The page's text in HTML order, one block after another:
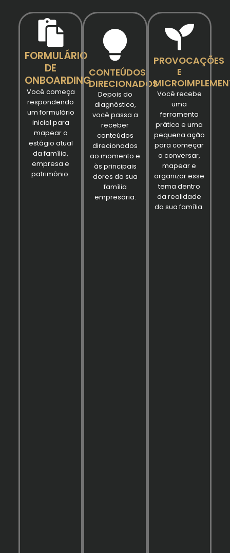
FORMULÁRIO
DE
ONBOARDING
Você começa
respondendo
um formulário
inicial para
mapear o
estágio atual
da família,
empresa e
patrimônio.
CONTEÚDOS
DIRECIONADOS
Depois do
diagnóstico,
você passa a
receber
conteúdos
direcionados
ao momento e
às principais
dores da sua
família
empresária.
PROVOCAÇÕES
E
Você recebe
uma
ferramenta
prática e uma
pequena ação
para começar
a conversar,
mapear e
organizar esse
tema dentro
da realidade
da sua família.